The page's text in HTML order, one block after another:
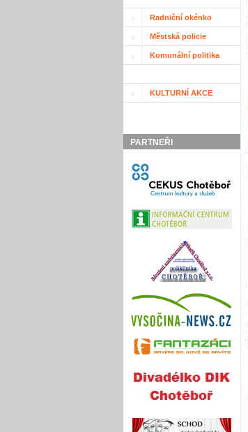
Radniční okénko
Městská policie
Komunální politika
KULTURNÍ AKCE
PARTNEŘI